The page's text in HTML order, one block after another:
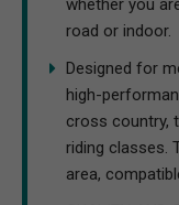
whether you
road or indoor.
Designed for
high-
cross country,
riding classes.
area,